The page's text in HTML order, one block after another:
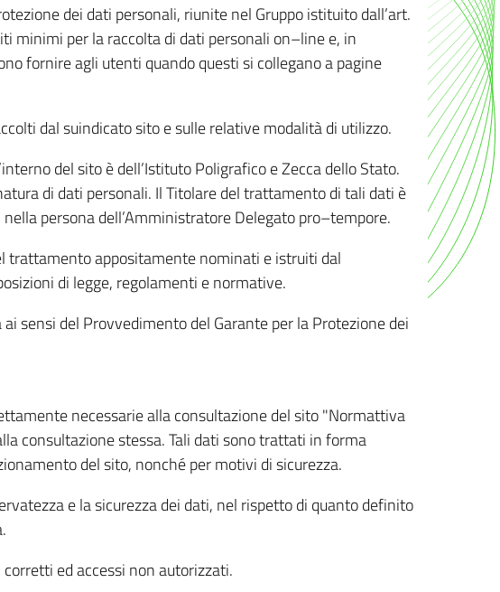
dei dati personali, riunite nel Gruppo istituito dall’art.
minimi per la raccolta di dati personali on–line e, in
fornire agli utenti quando questi si collegano a pagine
dal suindicato sito e sulle relative modalità di utilizzo.
del sito è dell’Istituto Poligrafico e Zecca dello Stato.
di dati personali. Il Titolare del trattamento di tali dati è
persona dell’Amministratore Delegato pro–tempore.
trattamento appositamente nominati e istruiti dal
di legge, regolamenti e normative.
sensi del Provvedimento del Garante per la Protezione dei
necessarie alla consultazione del sito "Normattiva
consultazione stessa. Tali dati sono trattati in forma
del sito, nonché per motivi di sicurezza.
e la sicurezza dei dati, nel rispetto di quanto definito
ed accessi non autorizzati.